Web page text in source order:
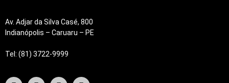
Av. Adjar da Silva Casé, 800
Indianópolis – Caruaru – PE
Tel: (81) 3722-9999